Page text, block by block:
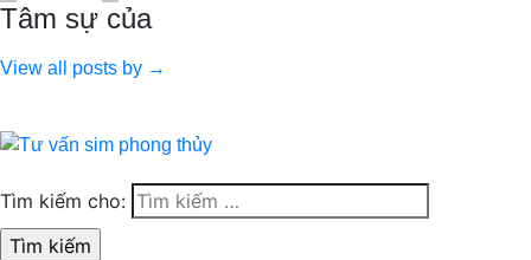
Tâm sự của
View all posts by →
Tìm kiếm cho: